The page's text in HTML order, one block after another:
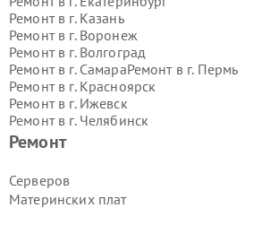
Ремонт
Серверов
Материнских плат
Ремонт в г. Казань
Ремонт в г. Воронеж
Ремонт в г. Волгоград
Ремонт в г. СамараРемонт в г. Пермь
Ремонт в г. Красноярск
Ремонт в г. Ижевск
Ремонт в г. Челябинск
Ремонт в г.
Ремонт в г.
Ремонт в г.
Ремонт в г.Барнаул